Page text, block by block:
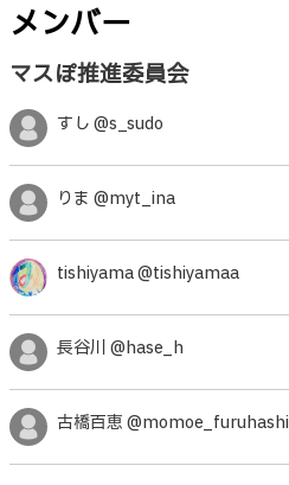
メンバー
マスぽ推進委員会
すし @s_sudo
りま @myt_ina
tishiyama @tishiyamaa
長谷川 @hase_h
古橋百恵 @momoe_furuhashi